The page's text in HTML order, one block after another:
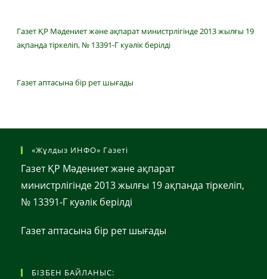
Газет ҚР Мәдениет және ақпарат министрлігінде 2013 жылғы 19
ақпанда тіркеліп, № 13391-Г куәлік берілді
Газет аптасына бір рет шығады
«Жұлдыз ИНФО» Газеті
Газет ҚР Мәдениет және ақпарат
министрлігінде 2013 жылғы 19 ақпанда тіркеліп,
№ 13391-Г куәлік берілді
Газет аптасына бір рет шығады
БІЗБЕН БАЙЛАНЫС: